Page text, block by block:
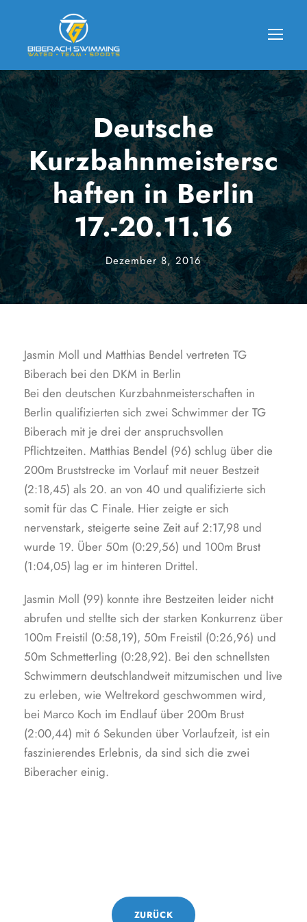
Deutsche
Kurzbahnmeistersc
haften in Berlin
17.-20.11.16
Dezember 8, 2016
Jasmin Moll und Matthias Bendel vertreten TG
Biberach bei den DKM in Berlin
Bei den deutschen Kurzbahnmeisterschaften in
Berlin qualifizierten sich zwei Schwimmer der TG
Biberach mit je drei der anspruchsvollen
Pflichtzeiten. Matthias Bendel (96) schlug über die
200m Bruststrecke im Vorlauf mit neuer Bestzeit
(2:18,45) als 20. an von 40 und qualifizierte sich
somit für das C Finale. Hier zeigte er sich
nervenstark, steigerte seine Zeit auf 2:17,98 und
wurde 19. Über 50m (0:29,56) und 100m Brust
(1:04,05) lag er im hinteren Drittel.
Jasmin Moll (99) konnte ihre Bestzeiten leider nicht
abrufen und stellte sich der starken Konkurrenz über
100m Freistil (0:58,19), 50m Freistil (0:26,96) und
50m Schmetterling (0:28,92). Bei den schnellsten
Schwimmern deutschlandweit mitzumischen und live
zu erleben, wie Weltrekord geschwommen wird,
bei Marco Koch im Endlauf über 200m Brust
(2:00,44) mit 6 Sekunden über Vorlaufzeit, ist ein
faszinierendes Erlebnis, da sind sich die zwei
Biberacher einig.
ZURÜCK